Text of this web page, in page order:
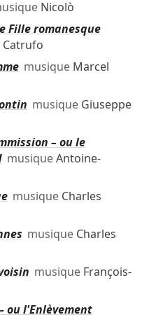
Nicolò
Fille romanesque
Catrufo
musique Marcel
musique Giuseppe
– ou le
musiqueAntoine-
musique Charles
musique Charles
musique François-
ou l'Enlèvement